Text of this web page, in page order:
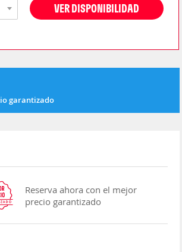
VER DISPONIBILIDAD
garantizado
Reserva ahora con el mejor
precio garantizado